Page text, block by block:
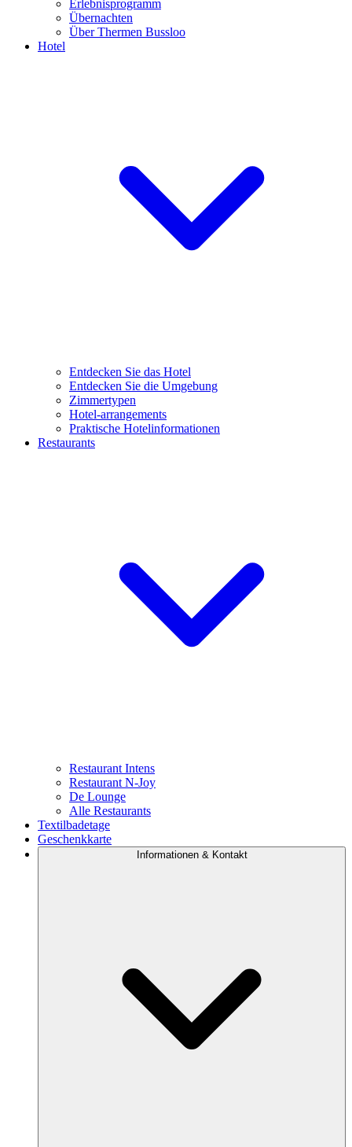
Erlebnisprogramm
Übernachten
Über Thermen Bussloo
Hotel
Entdecken Sie das Hotel
Entdecken Sie die Umgebung
Zimmertypen
Hotel-arrangements
Praktische Hotelinformationen
Restaurants
Restaurant Intens
Restaurant N-Joy
De Lounge
Alle Restaurants
Textilbadetage
Geschenkkarte
Informationen & Kontakt